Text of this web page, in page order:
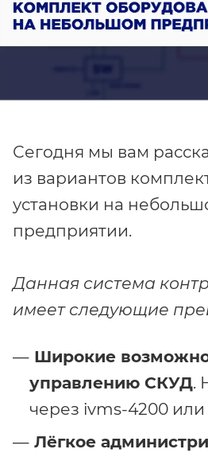
Сегодня мы вам
из вариантов
установки на
предприятии.
Данная система
имеет следующие
Широкие
управлению СКУД.
через ivms-4200
Лёгкое